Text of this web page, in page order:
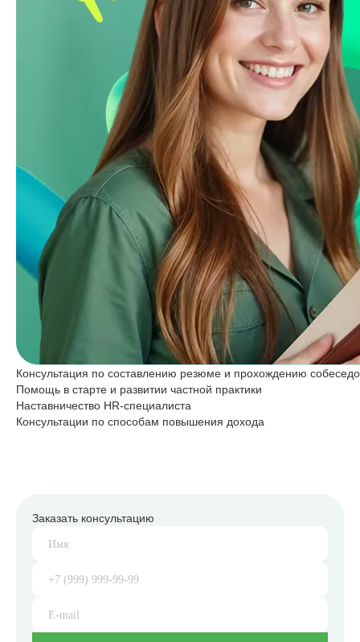
Консультация по составлению резюме и прохождению
Помощь в старте и развитии частной практики
Наставничество HR-специалиста
Консультации по способам повышения дохода
Заказать консультацию